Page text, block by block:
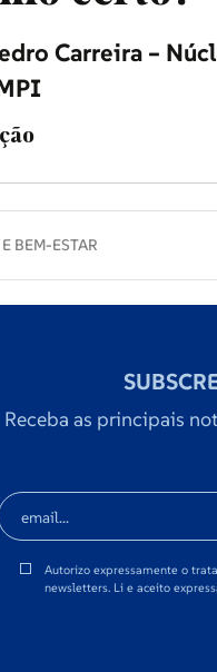
Carreira –
BEM-ESTAR
Receba as principais
Autorizo expressamente o
newsletters. Li e aceito